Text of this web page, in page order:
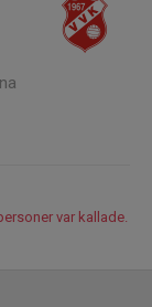
var kallade.